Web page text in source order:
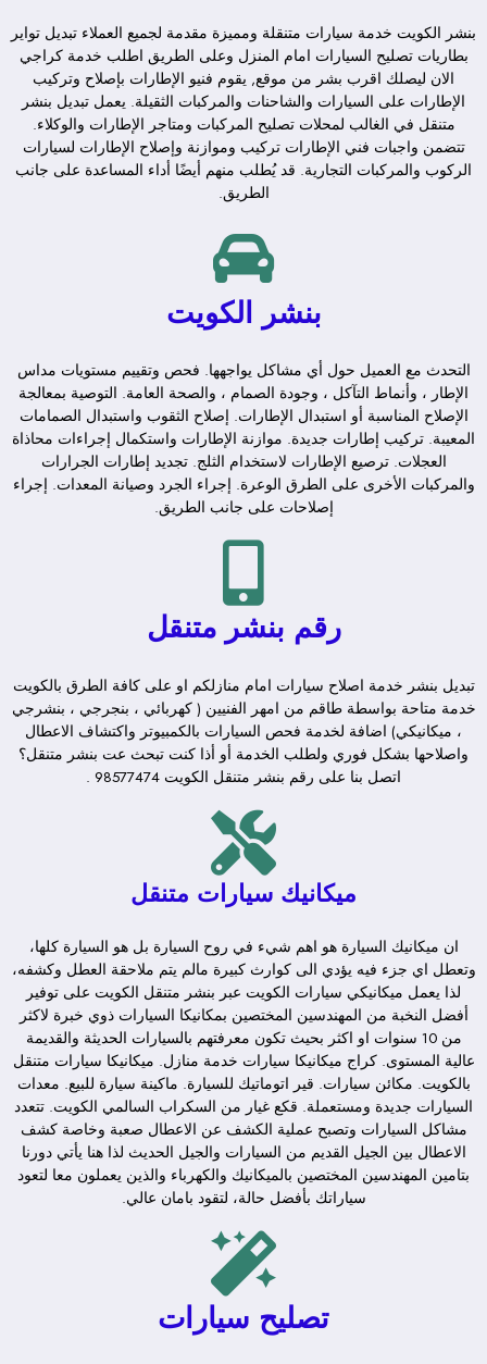
بنشر الكويت خدمة سيارات متنقلة ومميزة مقدمة لجميع العملاء تبديل تواير
بطاريات تصليح السيارات امام المنزل وعلى الطريق اطلب خدمة كراجي
الان ليصلك اقرب بشر من موقع, يقوم فنيو الإطارات بإصلاح وتركيب
الإطارات على السيارات والشاحنات والمركبات الثقيلة. يعمل تبديل بنشر
متنقل في الغالب لمحلات تصليح المركبات ومتاجر الإطارات والوكلاء.
تتضمن واجبات فني الإطارات تركيب وموازنة وإصلاح الإطارات لسيارات
الركوب والمركبات التجارية. قد يُطلب منهم أيضًا أداء المساعدة على جانب
الطريق.
بنشر الكويت
التحدث مع العميل حول أي مشاكل يواجهها. فحص وتقييم مستويات مداس
الإطار ، وأنماط التآكل ، وجودة الصمام ، والصحة العامة. التوصية بمعالجة
الإصلاح المناسبة أو استبدال الإطارات. إصلاح الثقوب واستبدال الصمامات
المعيبة. تركيب إطارات جديدة. موازنة الإطارات واستكمال إجراءات محاذاة
العجلات. ترصيع الإطارات لاستخدام الثلج. تجديد إطارات الجرارات
والمركبات الأخرى على الطرق الوعرة. إجراء الجرد وصيانة المعدات. إجراء
إصلاحات على جانب الطريق.
رقم بنشر متنقل
تبديل بنشر خدمة اصلاح سيارات امام منازلكم او على كافة الطرق بالكويت
خدمة متاحة بواسطة طاقم من امهر الفنيين ( كهربائي ، بنجرجي ، بنشرجي
، ميكانيكي) اضافة لخدمة فحص السيارات بالكمبيوتر واكتشاف الاعطال
واصلاحها بشكل فوري ولطلب الخدمة أو أذا كنت تبحث عت بنشر متنقل؟
اتصل بنا على رقم بنشر متنقل الكويت 98577474 .
ميكانيك سيارات متنقل
ان ميكانيك السيارة هو اهم شيء في روح السيارة بل هو السيارة كلها،
وتعطل اي جزء فيه يؤدي الى كوارث كبيرة مالم يتم ملاحقة العطل وكشفه،
لذا يعمل ميكانيكي سيارات الكويت عبر بنشر متنقل الكويت على توفير
أفضل النخبة من المهندسين المختصين بمكانيكا السيارات ذوي خبرة لاكثر
من 10 سنوات او اكثر بحيث تكون معرفتهم بالسيارات الحديثة والقديمة
عالية المستوى. كراج ميكانيكا سيارات خدمة منازل. ميكانيكا سيارات متنقل
بالكويت. مكائن سيارات. قير اتوماتيك للسيارة. ماكينة سيارة للبيع. معدات
السيارات جديدة ومستعملة. قكع غيار من السكراب السالمي الكويت. تتعدد
مشاكل السيارات وتصبح عملية الكشف عن الاعطال صعبة وخاصة كشف
الاعطال بين الجيل القديم من السيارات والجيل الحديث لذا هنا يأتي دورنا
بتامين المهندسين المختصين بالميكانيك والكهرباء والذين يعملون معا لتعود
سياراتك بأفضل حالة، لتقود بامان عالي.
تصليح سيارات